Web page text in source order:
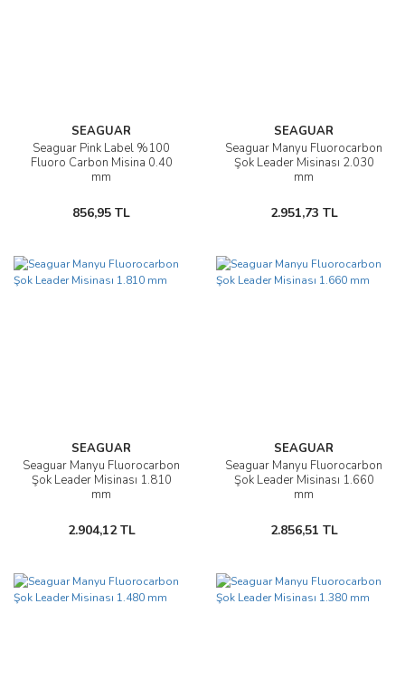
SEAGUAR
Seaguar Pink Label %100
Fluoro Carbon Misina 0.40
mm
856,95 TL
SEAGUAR
Seaguar Manyu Fluorocarbon
Şok Leader Misinası 2.030
mm
2.951,73 TL
SEAGUAR
Seaguar Manyu Fluorocarbon
Şok Leader Misinası 1.810
mm
2.904,12 TL
SEAGUAR
Seaguar Manyu Fluorocarbon
Şok Leader Misinası 1.660
mm
2.856,51 TL